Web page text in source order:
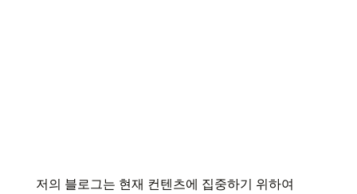
저의 블로그는 현재 컨텐츠에 집중하기 위하여